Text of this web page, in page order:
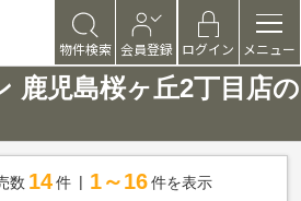
物件検索 会員登録 ログイン メニュー
鹿児島桜ヶ丘2丁目店の
数 14 件 1～16 件を表示